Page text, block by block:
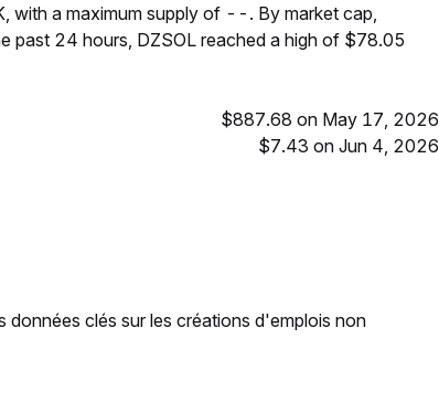
with a maximum supply of --. By market cap,
past 24 hours, DZSOL reached a high of $78.05
$887.68 on May 17, 2026
$7.43 on Jun 4, 2026
données clés sur les créations d'emplois non